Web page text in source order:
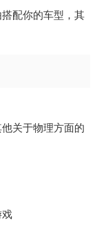
配你的车型，其
关于物理方面的